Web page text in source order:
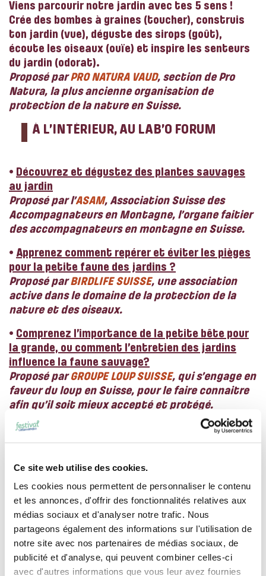
Ce site web utilise des cookies.
Les cookies nous permettent de personnaliser le contenu
et les annonces, d'offrir des fonctionnalités relatives aux
médias sociaux et d'analyser notre trafic. Nous
partageons également des informations sur l'utilisation de
notre site avec nos partenaires de médias sociaux, de
publicité et d'analyse, qui peuvent combiner celles-ci
avec d'autres informations que vous leur avez fournies
Viens parcourir notre jardin avec tes 5 sens !
Crée des bombes à graines (toucher), construis
ton jardin (vue), déguste des sirops (goût),
écoute les oiseaux (ouïe) et inspire les senteurs
du jardin (odorat).
Proposé parPRO NATURA VAUD, section de Pro
Natura, la plus ancienne organisation de
protection de la nature en Suisse.
À L’INTÉRIEUR, AU LAB’O FORUM
• Découvrez et dégustez des plantes sauvages
au jardin
Proposé par l’ASAM, Association Suisse des
Accompagnateurs en Montagne, l’organe faitier
des accompagnateurs en montagne en Suisse.
• Apprenez comment repérer et éviter les pièges
pour la petite faune des jardins ?
Proposé parBIRDLIFE SUISSE, une association
active dans le domaine de la protection de la
nature et des oiseaux.
• Comprenez l’importance de la petite bête pour
la grande, ou comment l’entretien des jardins
influence la faune sauvage?
Proposé parGROUPE LOUP SUISSE, qui s’engage en
faveur du loup en Suisse, pour le faire connaitre
afin qu’il soit mieux accepté et protégé.
•Imaginez comment aménager votre jardin et y
faire émerger la vie pour le bonheur de nos
Proposé parJ’AIME MA PLANÈTE
active dans l’éducation au développement
durable. Elle développe notamment le
programme Eco-Schools en Suisse ainsi que des
expositions pédagogiques.
•Apprenez comment reconnaître et favoriser la
venue des petits auxiliaires des jardins?